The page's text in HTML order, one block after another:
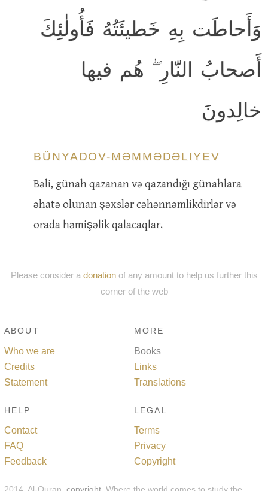
وَأَحاطَت بِهِ خَطيئَتُهُ فَأُولٰئِكَ
أَصحابُ النّارِ ۖ هُم فيها
خالِدونَ
BÜNYADOV-MƏMMƏDƏLIYEV
Bəli, günah qazanan və qazandığı günahlara
əhatə olunan şəxslər cəhənnəmlikdirlər və
orada həmişəlik qalacaqlar.
Please consider a donationof any amount to help us further this
corner of the web
ABOUT
Who we are
Credits
Statement
MORE
Books
Links
Translations
HELP
Contact
FAQ
Feedback
LEGAL
Terms
Privacy
Copyright